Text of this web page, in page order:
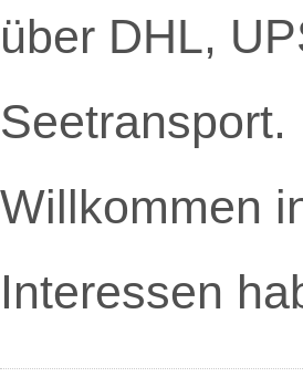
über DHL,
Seetransport.
Willkommen
Interessen